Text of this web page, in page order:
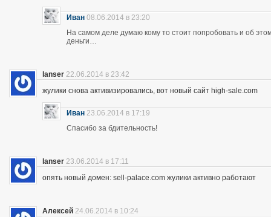
Иван 08.06.2014 в 23:20
На самом деле думаю кому то стоит попробовать и об
деньги…
lanser 22.06.2014 в 23:42
жулики снова активизировались, вот новый сайт high-sale.com
Иван 23.06.2014 в 17:19
Спасибо за бдительность!
lanser 23.06.2014 в 17:11
опять новый домен: sell-palace.com жулики активно работают
Алексей 24.06.2014 в 10:24